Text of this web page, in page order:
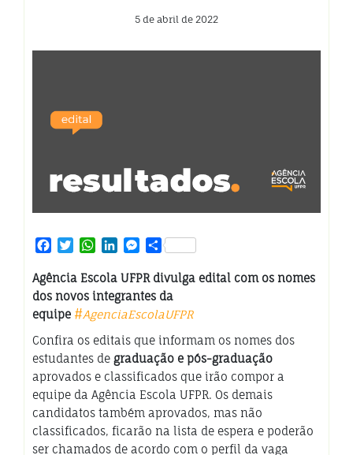
5 de abril de 2022
Facebook
TwitterWhatsApp
LinkedInMessenger
Share
Agência Escola UFPR divulga edital com os nomes
dos novos integrantes da
equipe #AgenciaEscolaUFPR
Confira os editais que informam os nomes dos
estudantes de graduação e pós-graduação
aprovados e classificados que irão compor a
equipe da Agência Escola UFPR. Os demais
candidatos também aprovados, mas não
classificados, ficarão na lista de espera e poderão
ser chamados de acordo com o perfil da vaga